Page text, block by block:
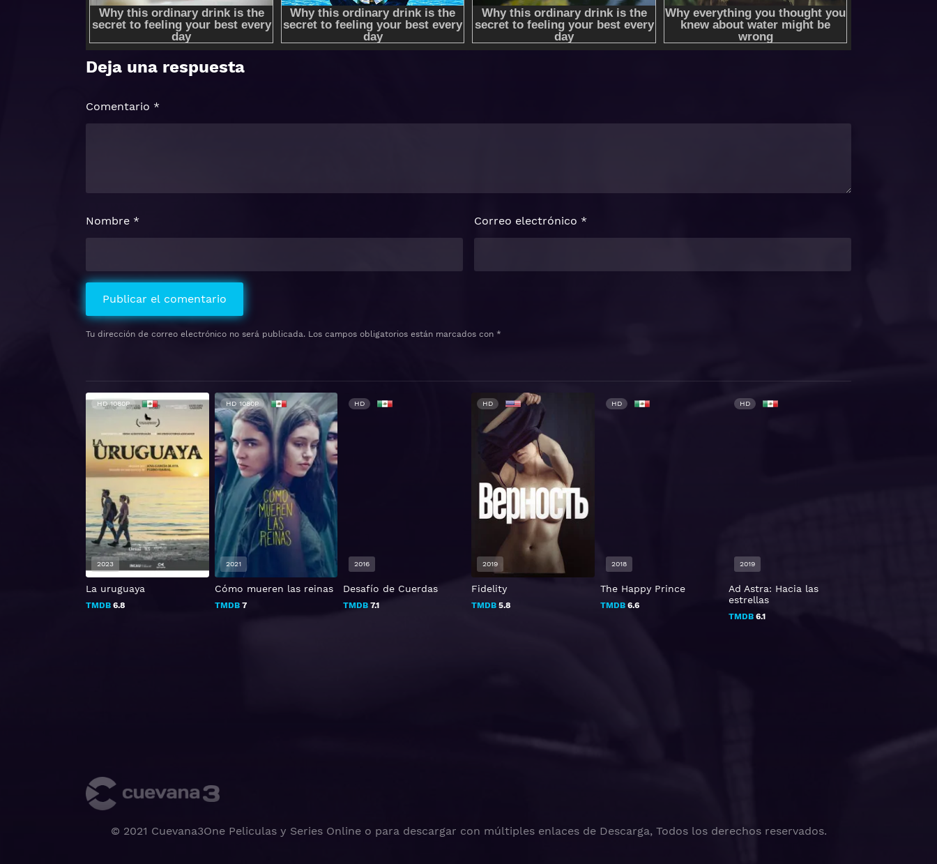
Deja una respuesta
Tu dirección de correo electrónico no será publicada. Los campos obligatorios están marcados con *
Comentario *
Nombre * Correo electrónico *
La uruguaya
TMDB 6.8
HD 1080P
2023
Cómo mueren las reinas
TMDB7
HD 1080P
2021
Desafío de Cuerdas
TMDB7.1
HD
2016
Fidelity
TMDB 5.8
HD
2019
The Happy Prince
TMDB6.6
HD
2018
Ad Astra: Hacia las
estrellas
TMDB6.1
HD
2019
© 2021 Cuevana3One Peliculas y Series Online o para descargar con múltiples enlaces de Descarga, Todos los derechos reservados.